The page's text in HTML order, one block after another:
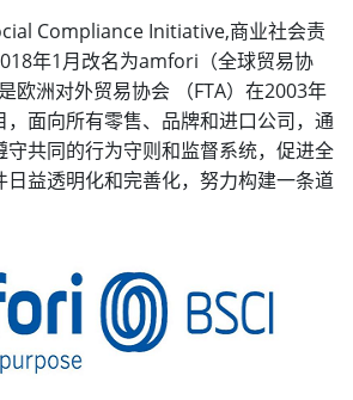
Compliance Initiative,商业社会责
年1月改名为amfori（全球贸易协
欧洲对外贸易协会 （FTA）在2003年
，面向所有零售、品牌和进口公司，通
守共同的行为守则和监督系统，促进全
日益透明化和完善化，努力构建一条道